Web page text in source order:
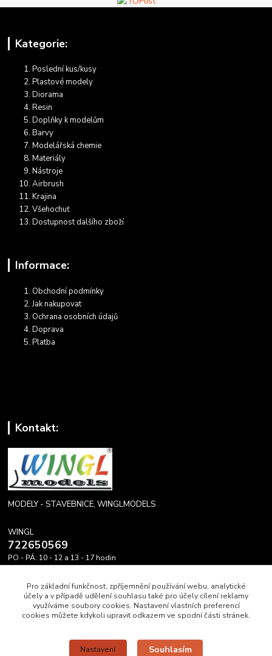
Kategorie:
Poslední kus/kusy
Plastové modely
Diorama
Resin
Doplňky k modelům
Barvy
Modelářská chemie
Materiály
Nástroje
Airbrush
Krajina
Všehochuť
Dostupnost dalšího zboží
Informace:
Obchodní podmínky
Jak nakupovat
Ochrana osobních údajů
Doprava
Platba
Kontakt:
MODELY - STAVEBNICE, WINGLMODELS
WINGL
722650569
PO - PÁ: 10 - 12 a 13 - 17 hodin
Upravit sběr cookies.
Pro základní funkčnost, zpříjemnění používání webu, analytické
účely a v případě udělení souhlasu také pro účely cílení reklamy
využíváme soubory cookies. Nastavení vlastních preferencí
cookies můžete kdykoli upravit odkazem ve spodní části stránek.
Nastavení Souhlasím